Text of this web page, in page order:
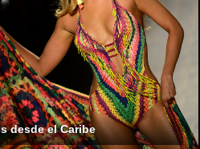
desde el Caribe